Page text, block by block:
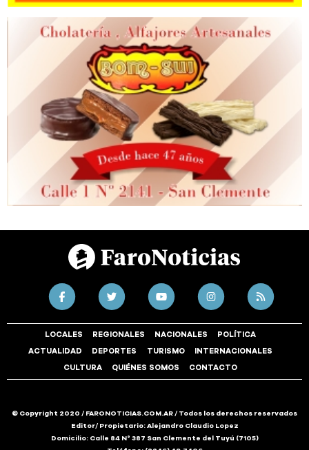
LOCALES REGIONALES NACIONALES POLÍTICA
ACTUALIDAD DEPORTES TURISMO INTERNACIONALES
CULTURA QUIÉNES SOMOS CONTACTO
© Copyright 2020 / FARONOTICIAS.COM.AR / Todos los derechos reservados
Editor/ Propietario: Alejandro Claudio Lopez
Domicilio: Calle 84 N° 387 San Clemente del Tuyú (7105)